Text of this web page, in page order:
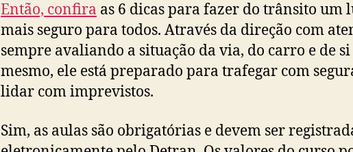
Então, confira as 6 dicas para fazer do trânsito um
mais seguro para todos. Através da direção com
sempre avaliando a situação da via, do carro e de si
mesmo, ele está preparado para trafegar com
lidar com imprevistos.
Sim, as aulas são obrigatórias e devem ser